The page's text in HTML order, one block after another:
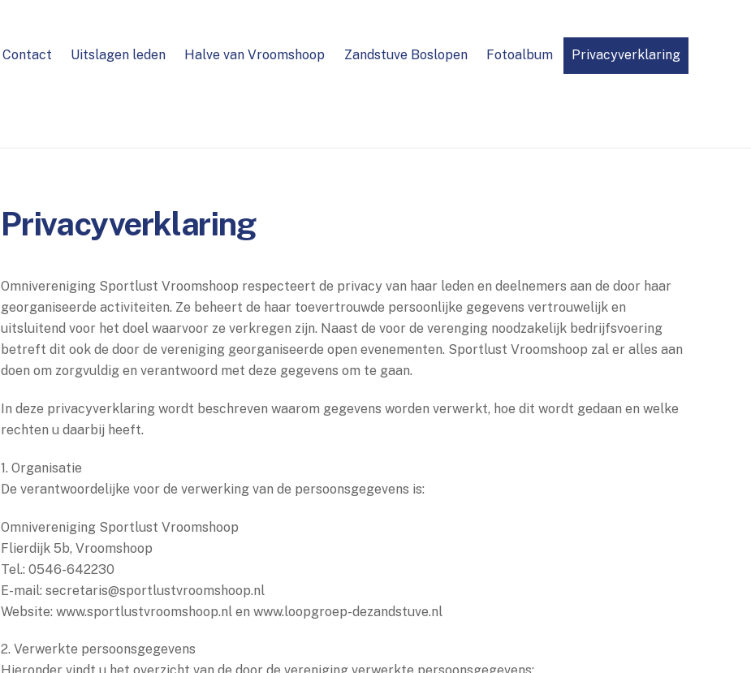
Contact Uitslagen leden Halve van Vroomshoop Zandstuve Boslopen Fotoalbum Privacyverklaring
Privacyverklaring
Omnivereniging Sportlust Vroomshoop respecteert de privacy van haar leden en deelnemers aan de door haar
georganiseerde activiteiten. Ze beheert de haar toevertrouwde persoonlijke gegevens vertrouwelijk en
uitsluitend voor het doel waarvoor ze verkregen zijn. Naast de voor de verenging noodzakelijk bedrijfsvoering
betreft dit ook de door de vereniging georganiseerde open evenementen. Sportlust Vroomshoop zal er alles aan
doen om zorgvuldig en verantwoord met deze gegevens om te gaan.
In deze privacyverklaring wordt beschreven waarom gegevens worden verwerkt, hoe dit wordt gedaan en welke
rechten u daarbij heeft.
1. Organisatie
De verantwoordelijke voor de verwerking van de persoonsgegevens is:
Omnivereniging Sportlust Vroomshoop
Flierdijk 5b, Vroomshoop
Tel.: 0546-642230
E-mail: secretaris@sportlustvroomshoop.nl
Website: www.sportlustvroomshoop.nl en www.loopgroep-dezandstuve.nl
2. Verwerkte persoonsgegevens